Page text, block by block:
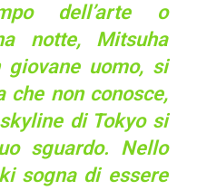
dell’arte o
notte, Mitsuha
uomo, si
che non conosce,
di Tokyo si
sguardo. Nello
sogna di essere